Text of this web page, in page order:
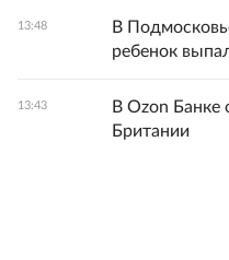
13:48
В
ребенок
13:43
В Ozon Банке
Британии